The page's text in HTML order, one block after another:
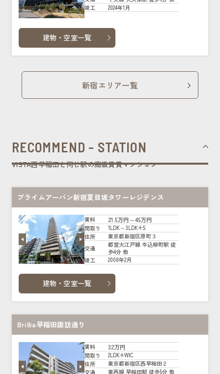
竣工
2024年1月
建物・空室一覧
新宿エリア一覧
RECOMMEND - STATION
VISTA西早稲田と同じ駅の高級賃貸マンション
プライムアーバン新宿夏目坂タワーレジデンス
賃料 21.5万円～45万円
間取り
1LDK～3LDK+S
住所
東京都新宿区原町３
交通
都営大江戸線 牛込柳町駅 徒
歩4分 他
竣工
2008年2月
建物・空室一覧
Brillia早稲田諏訪通り
賃料 32万円
間取り
2LDK+WIC
住所
東京都新宿区西早稲田２
交通
東西線 早稲田駅 徒歩5分 他